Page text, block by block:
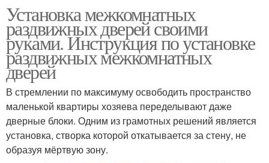
Установка межкомнатных
раздвижных дверей своими
руками. Инструкция по установке
раздвижных межкомнатных
дверей
В стремлении по максимуму освободить пространство
маленькой квартиры хозяева переделывают даже
дверные блоки. Одним из грамотных решений является
установка, створка которой откатывается за стену, не
образуя мёртвую зону.